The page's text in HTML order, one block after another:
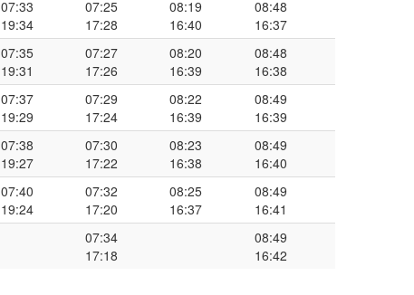
07:33
19:34
07:25
17:28
08:19
16:40
08:48
16:37
07:35
19:31
07:27
17:26
08:20
16:39
08:48
16:38
07:37
19:29
07:29
17:24
08:22
16:39
08:49
16:39
07:38
19:27
07:30
17:22
08:23
16:38
08:49
16:40
07:40
19:24
07:32
17:20
08:25
16:37
08:49
16:41
07:34
17:18
08:49
16:42